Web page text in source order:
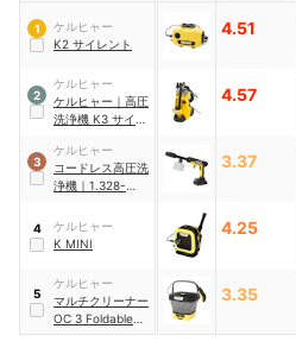
1
ケルヒャー
K2 サイレント
4.51
2
ケルヒャー
ケルヒャー ｜ 高圧
洗浄機 K3 サイレ
1.603-202.0
4.57
3
ケルヒャー
コードレス高圧洗
浄機 ｜ 1.328-
3.37
4
ケルヒャー
K MINI
4.25
5
ケルヒャー
マルチクリーナー
OC 3 Foldable
15993020
3.35